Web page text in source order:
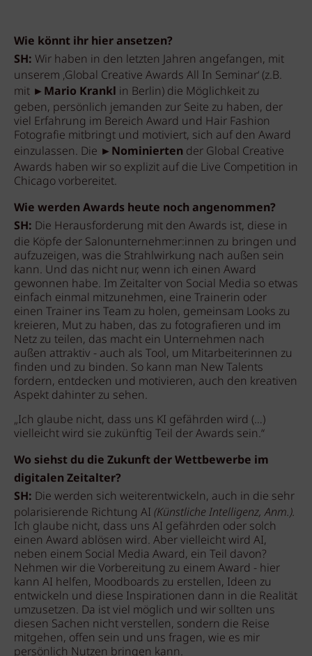
Wie könnt ihr hier ansetzen?
SH: Wir haben in den letzten Jahren angefangen, mit
unserem ‚Global Creative Awards All In Seminar‘ (z.B.
mit ► Mario Krankl in Berlin) die Möglichkeit zu
geben, persönlich jemanden zur Seite zu haben, der
viel Erfahrung im Bereich Award und Hair Fashion
Fotografie mitbringt und motiviert, sich auf den Award
einzulassen. Die ► Nominierten der Global Creative
Awards haben wir so explizit auf die Live Competition in
Chicago vorbereitet.
Wie werden Awards heute noch angenommen?
SH: Die Herausforderung mit den Awards ist, diese in
die Köpfe der Salonunternehmer:innen zu bringen und
aufzuzeigen, was die Strahlwirkung nach außen sein
kann. Und das nicht nur, wenn ich einen Award
gewonnen habe. Im Zeitalter von Social Media so etwas
einfach einmal mitzunehmen, eine Trainerin oder
einen Trainer ins Team zu holen, gemeinsam Looks zu
kreieren, Mut zu haben, das zu fotografieren und im
Netz zu teilen, das macht ein Unternehmen nach
außen attraktiv - auch als Tool, um Mitarbeiterinnen zu
finden und zu binden. So kann man New Talents
fordern, entdecken und motivieren, auch den kreativen
Aspekt dahinter zu sehen.
„Ich glaube nicht, dass uns KI gefährden wird (…)
vielleicht wird sie zukünftig Teil der Awards sein.“
Wo siehst du die Zukunft der Wettbewerbe im
digitalen Zeitalter?
SH: Die werden sich weiterentwickeln, auch in die sehr
polarisierende Richtung AI (Künstliche Intelligenz, Anm.).
Ich glaube nicht, dass uns AI gefährden oder solch
einen Award ablösen wird. Aber vielleicht wird AI,
neben einem Social Media Award, ein Teil davon?
Nehmen wir die Vorbereitung zu einem Award - hier
kann AI helfen, Moodboards zu erstellen, Ideen zu
entwickeln und diese Inspirationen dann in die Realität
umzusetzen. Da ist viel möglich und wir sollten uns
diesen Sachen nicht verstellen, sondern die Reise
mitgehen, offen sein und uns fragen, wie es mir
persönlich Nutzen bringen kann.